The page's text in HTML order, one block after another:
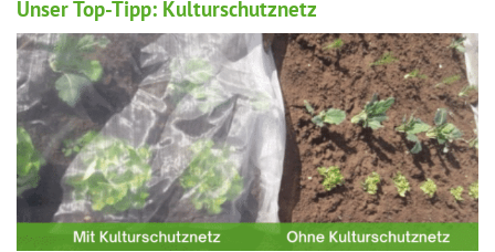
Unser Top-Tipp: Kulturschutznetz